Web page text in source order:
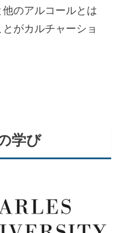
のアルコールとは
がカルチャーショ
学び